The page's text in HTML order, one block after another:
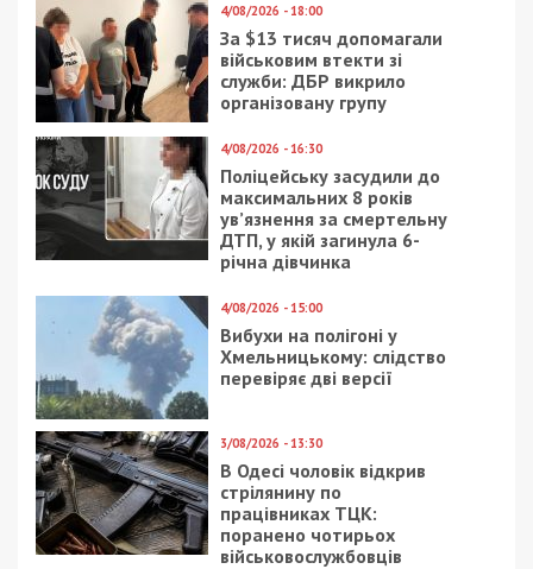
4/08/2026 - 18:00
За $13 тисяч допомагали
військовим втекти зі
служби: ДБР викрило
організовану групу
4/08/2026 - 16:30
Поліцейську засудили до
максимальних 8 років
ув’язнення за смертельну
ДТП, у якій загинула 6-
річна дівчинка
4/08/2026 - 15:00
Вибухи на полігоні у
Хмельницькому: слідство
перевіряє дві версії
3/08/2026 - 13:30
В Одесі чоловік відкрив
стрілянину по
працівниках ТЦК:
поранено чотирьох
військовослужбовців